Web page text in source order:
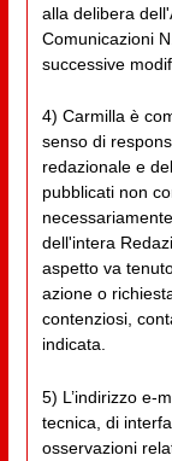
alla delibera
Comunicazioni
successive
4) Carmilla è
senso di
redazionale e
pubblicati non
dell'intera
aspetto va
azione o
contenziosi,
indicata.
5) L’indirizzo e-
tecnica, di
osservazioni